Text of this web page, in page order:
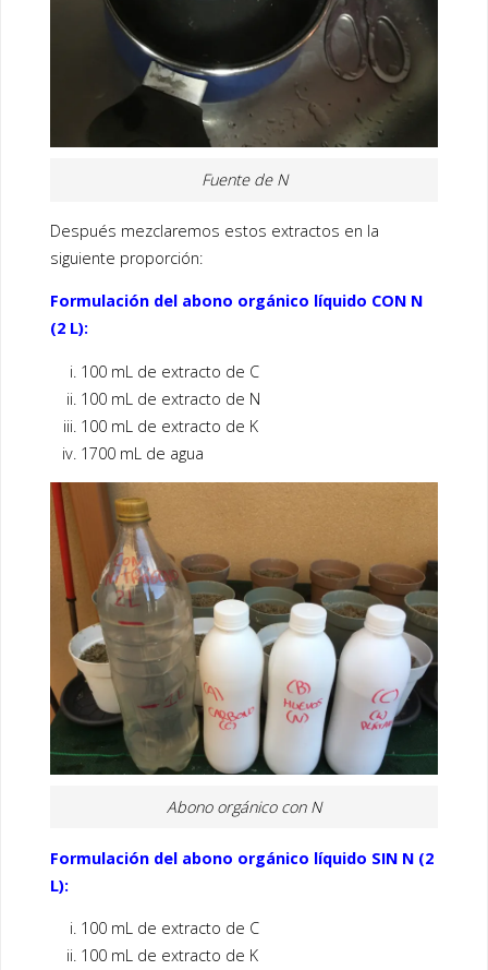
Fuente de N
Después mezclaremos estos extractos en la
siguiente proporción:
Formulación del abono orgánico líquido CON N
(2 L):
100 mL de extracto de C
100 mL de extracto de N
100 mL de extracto de K
1700 mL de agua
Abono orgánico con N
Formulación del abono orgánico líquido SIN N (2
L):
100 mL de extracto de C
100 mL de extracto de K